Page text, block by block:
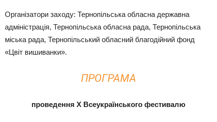
Організатори заходу: Тернопільська обласна державна
адміністрація, Тернопільська обласна рада, Тернопільська
міська рада, Тернопільський обласний благодійний фонд
«Цвіт вишиванки».
ПРОГРАМА
проведення Х Всеукраїнського фестивалю